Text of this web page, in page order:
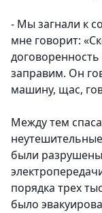
- Мы загнали к
мне говорит:
заправим. Он
машину, щас,
Между тем
неутешительные
были
порядка трех
было